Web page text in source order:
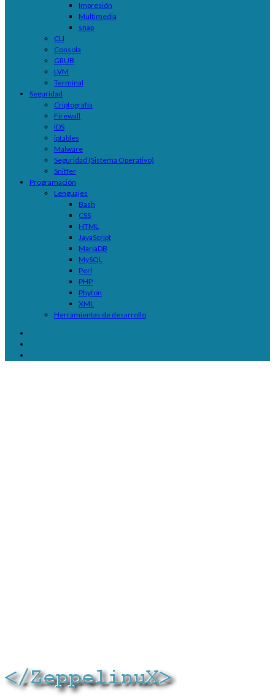
Impresión
Multimedia
snap
CLI
Consola
GRUB
LVM
Terminal
Seguridad
Criptografía
Firewall
IDS
iptables
Malware
Seguridad (Sistema Operativo)
Sniffer
Programación
Lenguajes
Bash
CSS
HTML
JavaScript
MariaDB
MySQL
Perl
PHP
Phyton
XML
Herramientas de desarrollo